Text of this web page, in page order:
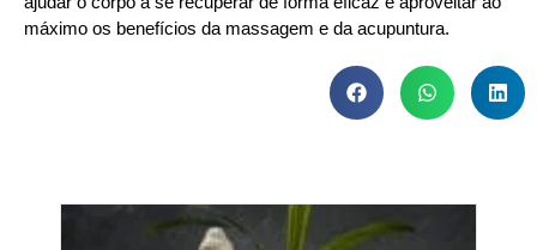
máximo os benefícios da massagem e da acupuntura.